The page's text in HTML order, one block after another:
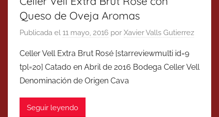
Queso de Oveja Aromas
Publicada el 11 mayo, 2016 por Xavier Valls Gutierrez
Celler Vell Extra Brut Rosé [starreviewmulti id=9
tpl=20] Catado en Abril de 2016 Bodega Celler Vell
Denominación de Origen Cava
Seguir leyendo